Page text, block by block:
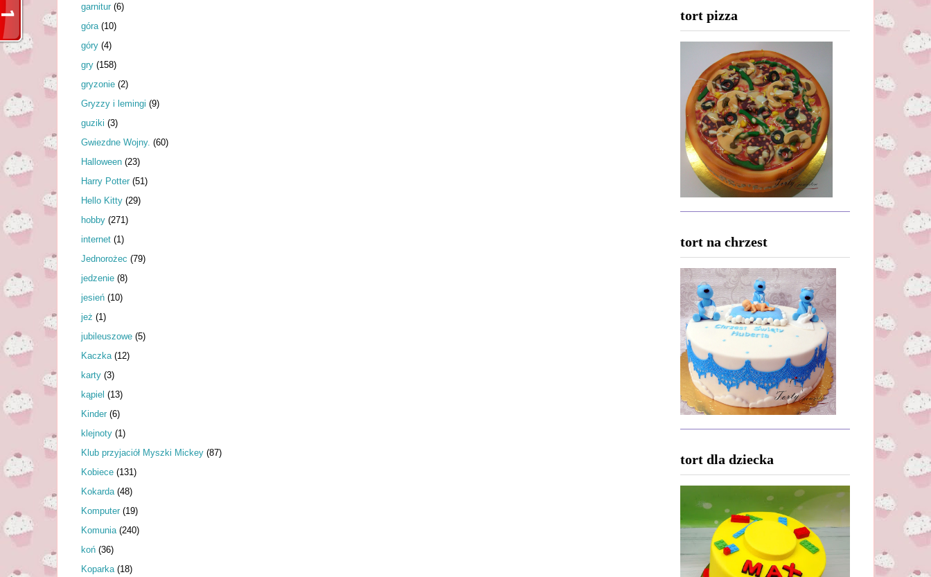
garnitur (6)
góra (10)
góry (4)
gry (158)
gryzonie (2)
Gryzzy i lemingi (9)
guziki (3)
Gwiezdne Wojny. (60)
Halloween (23)
Harry Potter (51)
Hello Kitty (29)
hobby (271)
internet (1)
Jednorożec (79)
jedzenie (8)
jesień (10)
jeż (1)
jubileuszowe (5)
Kaczka (12)
karty (3)
kąpiel (13)
Kinder (6)
klejnoty (1)
Klub przyjaciół Myszki Mickey (87)
Kobiece (131)
Kokarda (48)
Komputer (19)
Komunia (240)
koń (36)
Koparka (18)
tort pizza
tort na chrzest
tort dla dziecka